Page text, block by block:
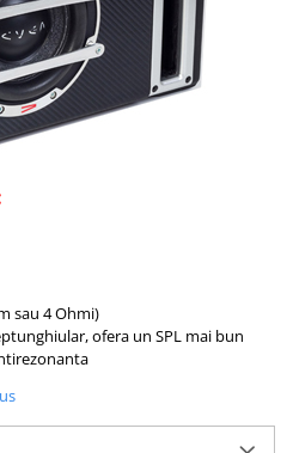
sau 4 Ohmi)
ofera un SPL mai bun